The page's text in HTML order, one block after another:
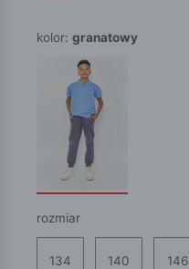
kolor: granatowy
rozmiar
134 140 146